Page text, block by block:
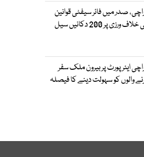
صدر میں فائر سیفٹی قوانین
ورزی پر 200 دکانیں سیل
ایئرپورٹ پر بیرون ملک سفر
والوں کو سہولت دینے کا فیصلہ